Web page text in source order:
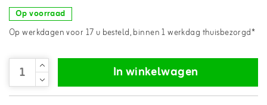
Op voorraad
Op werkdagen voor 17 u besteld, binnen 1 werkdag thuisbezorgd*
In winkelwagen